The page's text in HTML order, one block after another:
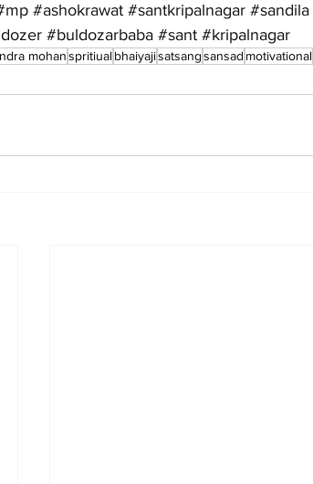
#ashokrawat #santkripalnagar #sandila
#buldozarbaba #sant #kripalnagar
mohanspritiualbhaiyajisatsangsansad motivational